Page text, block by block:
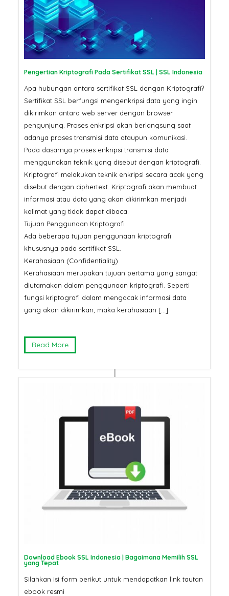
Pengertian Kriptografi Pada Sertifikat SSL | SSL Indonesia
Apa hubungan antara sertifikat SSL dengan Kriptografi?
Sertifikat SSL berfungsi mengenkripsi data yang ingin
dikirimkan antara web server dengan browser
pengunjung. Proses enkripsi akan berlangsung saat
adanya proses transmisi data ataupun komunikasi.
Pada dasarnya proses enkripsi transmisi data
menggunakan teknik yang disebut dengan kriptografi.
Kriptografi melakukan teknik enkripsi secara acak yang
disebut dengan ciphertext. Kriptografi akan membuat
informasi atau data yang akan dikirimkan menjadi
kalimat yang tidak dapat dibaca.
Tujuan Penggunaan Kriptografi
Ada beberapa tujuan penggunaan kriptografi
khususnya pada sertifikat SSL.
Kerahasiaan (Confidentiality)
Kerahasiaan merupakan tujuan pertama yang sangat
diutamakan dalam penggunaan kriptografi. Seperti
fungsi kriptografi dalam mengacak informasi data
yang akan dikirimkan, maka kerahasiaan […]
Read More
Download Ebook SSL Indonesia | Bagaimana Memilih SSL
yang Tepat
Silahkan isi form berikut untuk mendapatkan link tautan
ebook resmi